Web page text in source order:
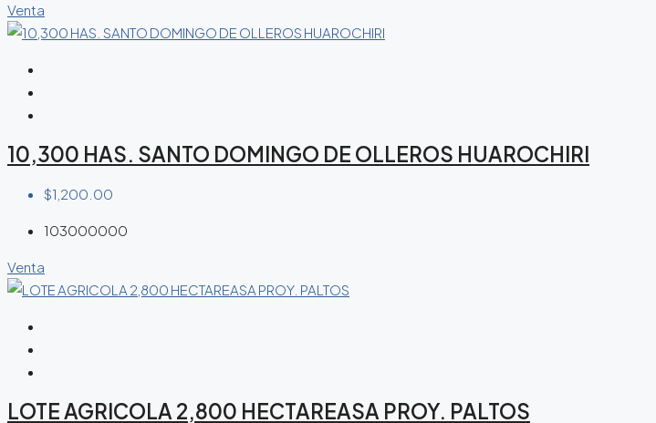
Venta
10,300 HAS. SANTO DOMINGO DE OLLEROS HUAROCHIRI
$1,200.00
103000000
Venta
LOTE AGRICOLA 2,800 HECTAREASA PROY. PALTOS